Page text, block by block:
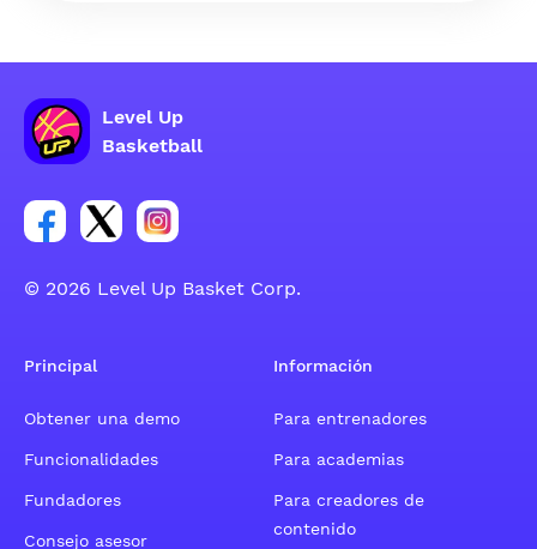
Level Up
Basketball
Enlace para el grupo social de la cuenta de Facebook
Enlace para el grupo social de la cuenta de
Enlace para el grupo social de la cuenta
© 2026 Level Up Basket Corp.
Principal
Obtener una demo
Funcionalidades
Fundadores
Consejo asesor
Información
Para entrenadores
Para academias
Para creadores de
contenido